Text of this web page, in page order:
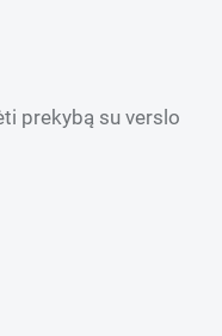
prekybą su verslo